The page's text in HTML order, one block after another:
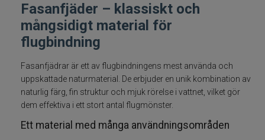
Fiskeset
Fiskedrag
Fiskelinor
Småplock
Tillbehör
Fasanfjäder – klassiskt och
mångsidigt material för
flugbindning
Fasanfjädrar är ett av flugbindningens mest använda och
uppskattade naturmaterial. De erbjuder en unik kombination av
naturlig färg, fin struktur och mjuk rörelse i vattnet, vilket gör
dem effektiva i ett stort antal flugmönster.
Ett material med många användningsområden